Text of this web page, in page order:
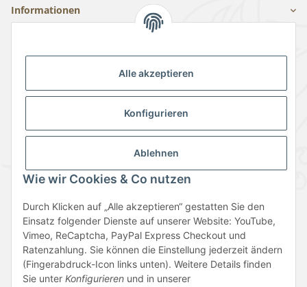
Alle akzeptieren
Konfigurieren
Ablehnen
Wie wir Cookies & Co nutzen
Durch Klicken auf „Alle akzeptieren“ gestatten Sie den
Einsatz folgender Dienste auf unserer Website: YouTube,
Vimeo, ReCaptcha, PayPal Express Checkout und
Ratenzahlung. Sie können die Einstellung jederzeit ändern
(Fingerabdruck-Icon links unten). Weitere Details finden
Sie unter Konfigurieren und in unserer
Informationen
Vertrag widerrufen